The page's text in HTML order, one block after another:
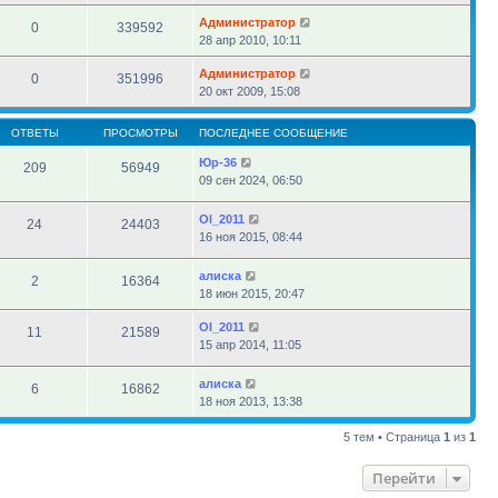
0 339592
Администратор
28 апр 2010, 10:11
0 351996
Администратор
20 окт 2009, 15:08
ОТВЕТЫ ПРОСМОТРЫ ПОСЛЕДНЕЕ СООБЩЕНИЕ
209 56949
Юр-36
09 сен 2024, 06:50
24 24403
Ol_2011
16 ноя 2015, 08:44
2 16364
алиска
18 июн 2015, 20:47
11 21589
Ol_2011
15 апр 2014, 11:05
6 16862
алиска
18 ноя 2013, 13:38
5 тем • Страница 1 из 1
Перейти